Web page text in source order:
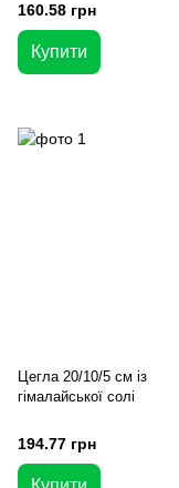
160.58 грн
Купити
Цегла 20/10/5 см із
гімалайської солі
194.77 грн